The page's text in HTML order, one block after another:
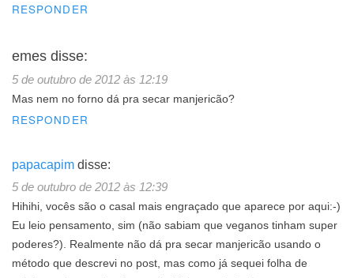
RESPONDER
emes disse:
5 de outubro de 2012 às 12:19
Mas nem no forno dá pra secar manjericão?
RESPONDER
papacapim disse:
5 de outubro de 2012 às 12:39
Hihihi, vocês são o casal mais engraçado que aparece por aqui:-)
Eu leio pensamento, sim (não sabiam que veganos tinham super
poderes?). Realmente não dá pra secar manjericão usando o
método que descrevi no post, mas como já sequei folha de